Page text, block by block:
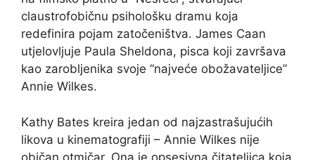
claustrofobičnu psihološku dramu koja
redefinira pojam zatočeništva. James Caan
utjelovljuje Paula Sheldona, pisca koji završava
kao zarobljenika svoje “najveće obožavateljice”
Annie Wilkes.
Kathy Bates kreira jedan od najzastrašujućih
likova u kinematografiji – Annie Wilkes nije
običan otmičar. Ona je opsesivna čitateljica koja